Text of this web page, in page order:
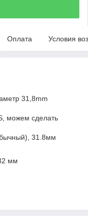
Оплата Условия
31,8mm
можем сделать
31.8мм
мм